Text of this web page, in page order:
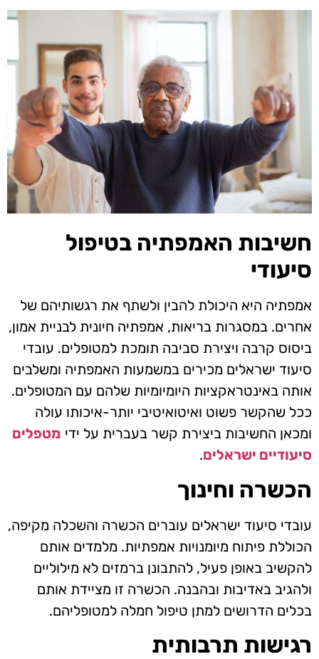
חשיבות האמפתיה בטיפול
סיעודי
אמפתיה היא היכולת להבין ולשתף את רגשותיהם של
אחרים. במסגרות בריאות, אמפתיה חיונית לבניית אמון,
ביסוס קרבה ויצירת סביבה תומכת למטופלים. עובדי
סיעוד ישראלים מכירים במשמעות האמפתיה ומשלבים
אותה באינטראקציות היומיומיות שלהם עם המטופלים.
ככל שהקשר פשוט ואיטואיטיבי יותר-איכותו עולה
ומכאן החשיבות ביצירת קשר בעברית על ידי מטפלים
סיעודיים ישראלים.
הכשרה וחינוך
עובדי סיעוד ישראלים עוברים הכשרה והשכלה מקיפה,
הכוללת פיתוח מיומנויות אמפתיות. מלמדים אותם
להקשיב באופן פעיל, להתבונן ברמזים לא מילוליים
ולהגיב באדיבות ובהבנה. הכשרה זו מציידת אותם
בכלים הדרושים למתן טיפול חמלה למטופליהם.
רגישות תרבותית